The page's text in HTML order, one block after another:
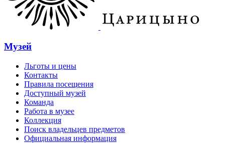
Музей
Льготы и цены
Контакты
Правила посещения
Доступный музей
Команда
Работа в музее
Коллекция
Поиск владельцев предметов
Официальная информация